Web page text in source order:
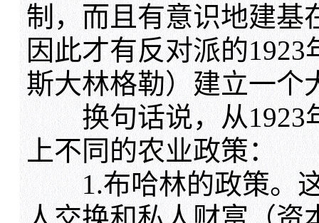
制，而且有意识地建基
因此才有反对派的
斯大林格勒）建立一个
换句话说，从1923
上不同的农业政策：
1.布哈林的政策。这